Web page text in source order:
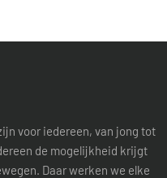
voor iedereen, van jong tot
de mogelijkheid krijgt
Daar werken we elke